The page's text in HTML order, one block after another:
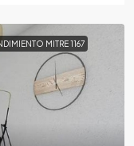
MITRE 1167